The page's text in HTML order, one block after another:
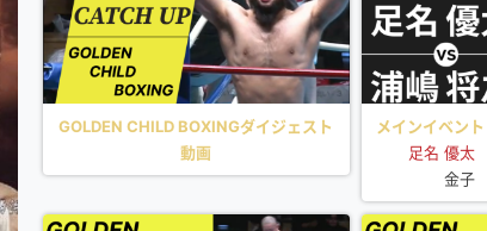
GOLDEN CHILD BOXINGダイジェスト
動画
メインイベン
足名 優太
金子